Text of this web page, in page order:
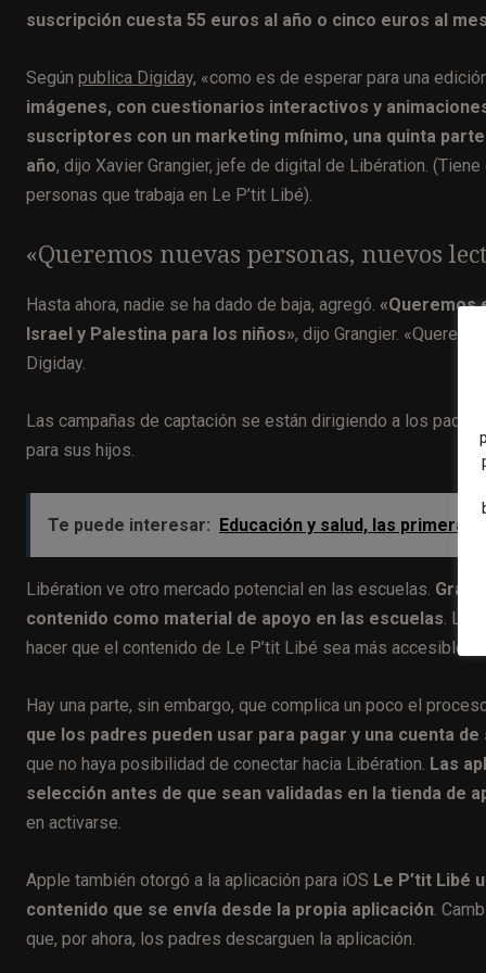
suscripción cuesta 55 euros al año o cinco euros al
Según publica Digiday, «como es de esperar para una
imágenes, con cuestionarios interactivos y
suscriptores con un marketing mínimo, una quinta
año, dijo Xavier Grangier, jefe de digital de Libération.
personas que trabaja en Le P’tit Libé).
«Queremos nuevas personas, nuevos
Hasta ahora, nadie se ha dado de baja, agregó. «Queremos
Israel y Palestina para los niños», dijo Grangier.
Digiday.
Las campañas de captación se están dirigiendo a los
para sus hijos.
Te puede interesar: Educación y salud, las
Libération ve otro mercado potencial en las escuelas.
contenido como material de apoyo en las escuelas.
hacer que el contenido de Le P’tit Libé sea más accesible
Hay una parte, sin embargo, que complica un poco el
que los padres pueden usar para pagar y una cuenta
que no haya posibilidad de conectar hacia Libération. Las
selección antes de que sean validadas en la tienda de
en activarse.
Apple también otorgó a la aplicación para iOS Le P’tit Libé
contenido que se envía desde la propia aplicación.
que, por ahora, los padres descarguen la aplicación.